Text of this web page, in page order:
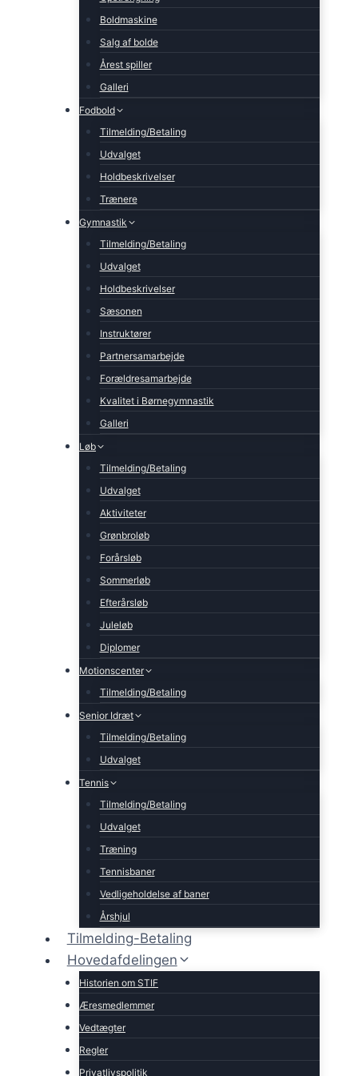
Boldmaskine
Salg af bolde
Årest spiller
Galleri
Fodbold
Tilmelding/Betaling
Udvalget
Holdbeskrivelser
Trænere
Gymnastik
Tilmelding/Betaling
Udvalget
Holdbeskrivelser
Sæsonen
Instruktører
Partnersamarbejde
Forældresamarbejde
Kvalitet i Børnegymnastik
Galleri
Løb
Tilmelding/Betaling
Udvalget
Aktiviteter
Grønbroløb
Forårsløb
Sommerløb
Efterårsløb
Juleløb
Diplomer
Motionscenter
Tilmelding/Betaling
Senior Idræt
Tilmelding/Betaling
Udvalget
Tennis
Tilmelding/Betaling
Udvalget
Træning
Tennisbaner
Vedligeholdelse af baner
Årshjul
Tilmelding-Betaling
Hovedafdelingen
Historien om STIF
Æresmedlemmer
Vedtægter
Regler
Privatlivspolitik